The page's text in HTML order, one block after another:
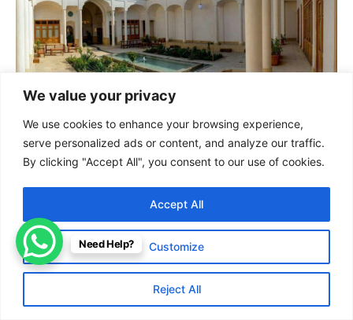
We value your privacy
We use cookies to enhance your browsing experience,
serve personalized ads or content, and analyze our traffic.
By clicking "Accept All", you consent to our use of cookies.
Customize
Reject All
Accept All
Saraye Darb Bagh
This accommodation has a beautifully traditional
structure, which has been repaired and revived by
hands...
Need Help?